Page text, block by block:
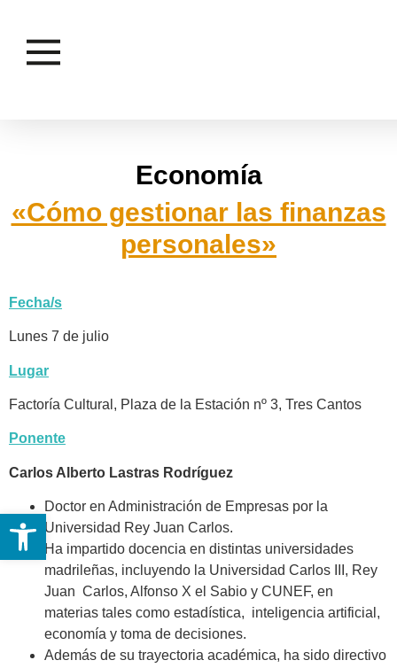
Abrir barra de herramientas
Economía
«Cómo gestionar las finanzas
personales»
Fecha/s
Lunes 7 de julio
Lugar
Factoría Cultural, Plaza de la Estación nº 3, Tres Cantos
Ponente
Carlos Alberto Lastras Rodríguez
Doctor en Administración de Empresas por la
Universidad Rey Juan Carlos.
Ha impartido docencia en distintas universidades
madrileñas, incluyendo la Universidad Carlos III, Rey
Juan Carlos, Alfonso X el Sabio y CUNEF, en
materias tales como estadística, inteligencia artificial,
economía y toma de decisiones.
Además de su trayectoria académica, ha sido directivo